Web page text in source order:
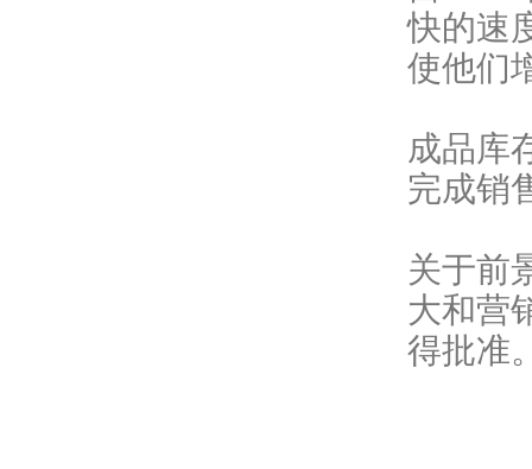
快的速
使他们
成品库
完成销
关于前
大和营
得批准